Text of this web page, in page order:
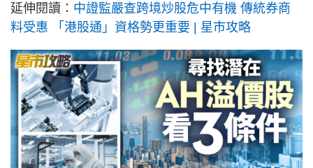
延伸閱讀： 中證監嚴查跨境炒股危中有機 傳統券商
料受惠 「港股通」資格勢更重要 | 星市攻略